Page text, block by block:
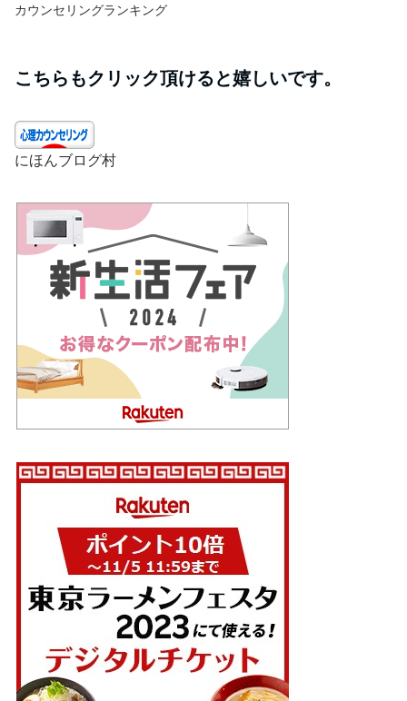
カウンセリングランキング
こちらもクリック頂けると嬉しいです。
にほんブログ村